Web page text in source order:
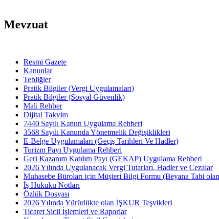
Mevzuat
Resmi Gazete
Kanunlar
Tebliğler
Pratik Bilgiler (Vergi Uygulamaları)
Pratik Bilgiler (Sosyal Güvenlik)
Mali Rehber
Dijital Takvim
7440 Sayılı Kanun Uygulama Rehberi
3568 Sayılı Kanunda Yönetmelik Değişiklikleri
E-Belge Uygulamaları (Geçiş Tarihleri Ve Hadler)
Turizm Payı Uygulama Rehberi
Geri Kazanım Katılım Payı (GEKAP) Uygulama Rehberi
2026 Yılında Uygulanacak Vergi Tutarları, Hadler ve Cezalar
Muhasebe Büroları için Müşteri Bilgi Formu (Beyana Tabi
İş Hukuku Notları
Özlük Dosyası
2026 Yılında Yürürlükte olan İŞKUR Teşvikleri
Ticaret Sicil İşlemleri ve Raporlar